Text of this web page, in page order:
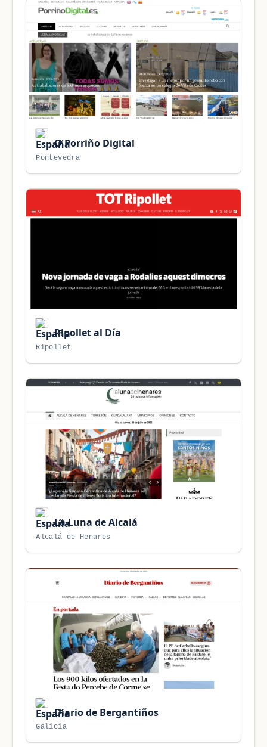
O Porriño Digital
Pontevedra
Ripollet al Día
Ripollet
La Luna de Alcalá
Alcalá de Henares
Diario de Bergantiños
Galicia